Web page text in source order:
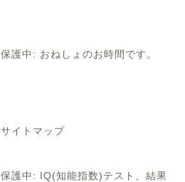
保護中: おねしょのお時間です。
サイトマップ
保護中: IQ(知能指数)テスト、結果